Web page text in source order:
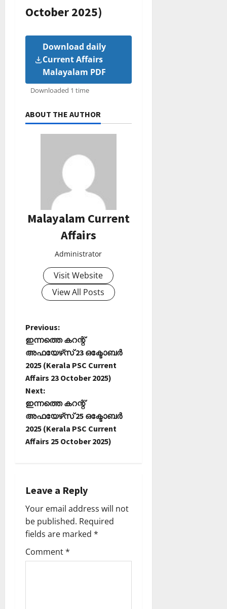
October 2025)
Download daily
Current Affairs
Malayalam PDF
Downloaded 1 time
ABOUT THE AUTHOR
Malayalam Current
Affairs
Administrator
Visit Website
View All Posts
P
o
s
t
n
a
g
a
t
i
Previous:
ഇന്നത്തെ കറന്റ്
അഫയേഴ്‌സ് 23 ഒക്ടോബര്‍
2025 (Kerala PSC Current
Affairs 23 October 2025)
Next:
ഇന്നത്തെ കറന്റ്
അഫയേഴ്‌സ് 25 ഒക്ടോബര്‍
2025 (Kerala PSC Current
Affairs 25 October 2025)
Leave a Reply
Your email address will not
be published. Required
fields are marked *
Comment*